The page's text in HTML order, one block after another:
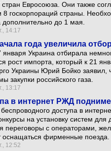
Евросоюза. Они также
8 госкорпораций страны.
дополнительно до 1 мая.
14:17
года увеличила
января Украина отбирала
рост импорта, который к 21
Украины Юрий Бойко заявил,
закупки российского газа.
13:17
в интернет РЖД
доступа в
на установку систем для
переговоры с операторами,
оснащаться фирменные поезда.
12:52